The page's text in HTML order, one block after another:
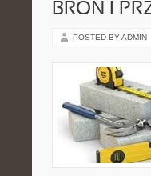
BROŃ I
POSTED BY ADMIN